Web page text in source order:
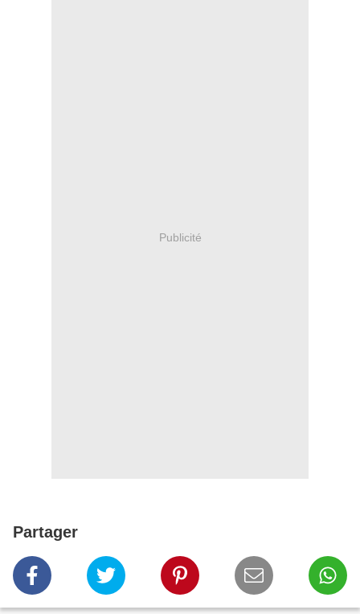
Publicité
Partager